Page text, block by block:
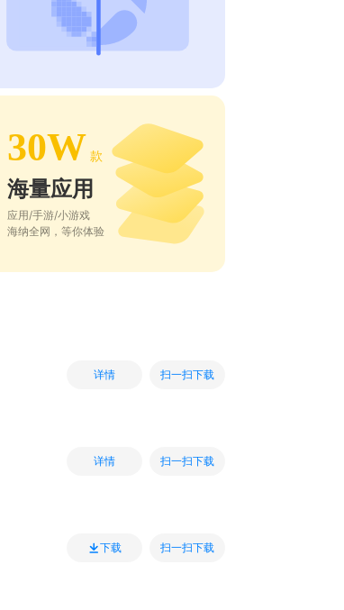
30W 款
海量应用
应用/手游/小游戏
海纳全网，等你体验
详情 扫一扫下载
详情 扫一扫下载
下载 扫一扫下载